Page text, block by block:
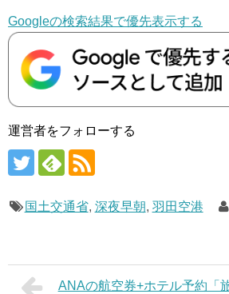
Googleの検索結果で優先表示する
運営者をフォローする
国土交通省, 深夜早朝, 羽田空港
ANAの航空券+ホテル予約「